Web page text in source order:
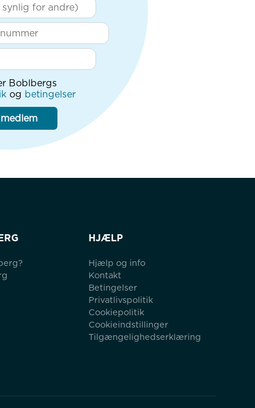
Boblbergs
og betingelser
HJÆLP
Hjælp og info
Kontakt
Betingelser
Privatlivspolitik
Cookiepolitik
Cookieindstillinger
Tilgængelighedserklæring